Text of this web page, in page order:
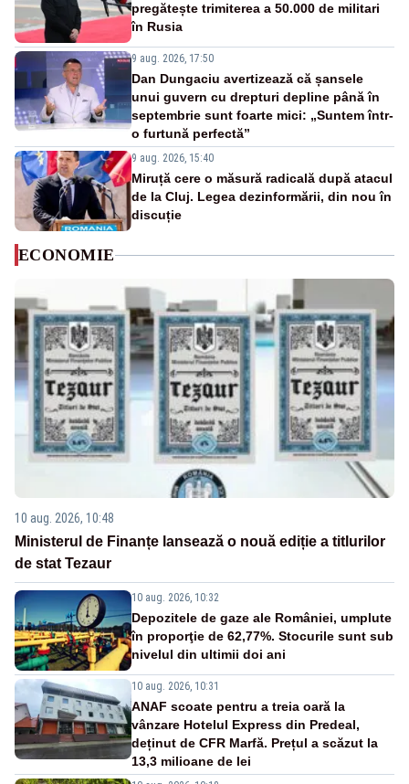
pregătește trimiterea a 50.000 de militari
în Rusia
9 aug. 2026, 17:50
Dan Dungaciu avertizează că șansele
unui guvern cu drepturi depline până în
septembrie sunt foarte mici: „Suntem într-
o furtună perfectă”
9 aug. 2026, 15:40
Miruță cere o măsură radicală după atacul
de la Cluj. Legea dezinformării, din nou în
discuție
ECONOMIE
10 aug. 2026, 10:48
Ministerul de Finanțe lansează o nouă ediție a titlurilor
de stat Tezaur
10 aug. 2026, 10:32
Depozitele de gaze ale României, umplute
în proporţie de 62,77%. Stocurile sunt sub
nivelul din ultimii doi ani
10 aug. 2026, 10:31
ANAF scoate pentru a treia oară la
vânzare Hotelul Express din Predeal,
deținut de CFR Marfă. Prețul a scăzut la
13,3 milioane de lei